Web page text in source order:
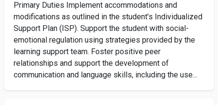
Primary Duties Implement accommodations and
modifications as outlined in the student’s Individualized
Support Plan (ISP). Support the student with social-
emotional regulation using strategies provided by the
learning support team. Foster positive peer
relationships and support the development of
communication and language skills, including the use...